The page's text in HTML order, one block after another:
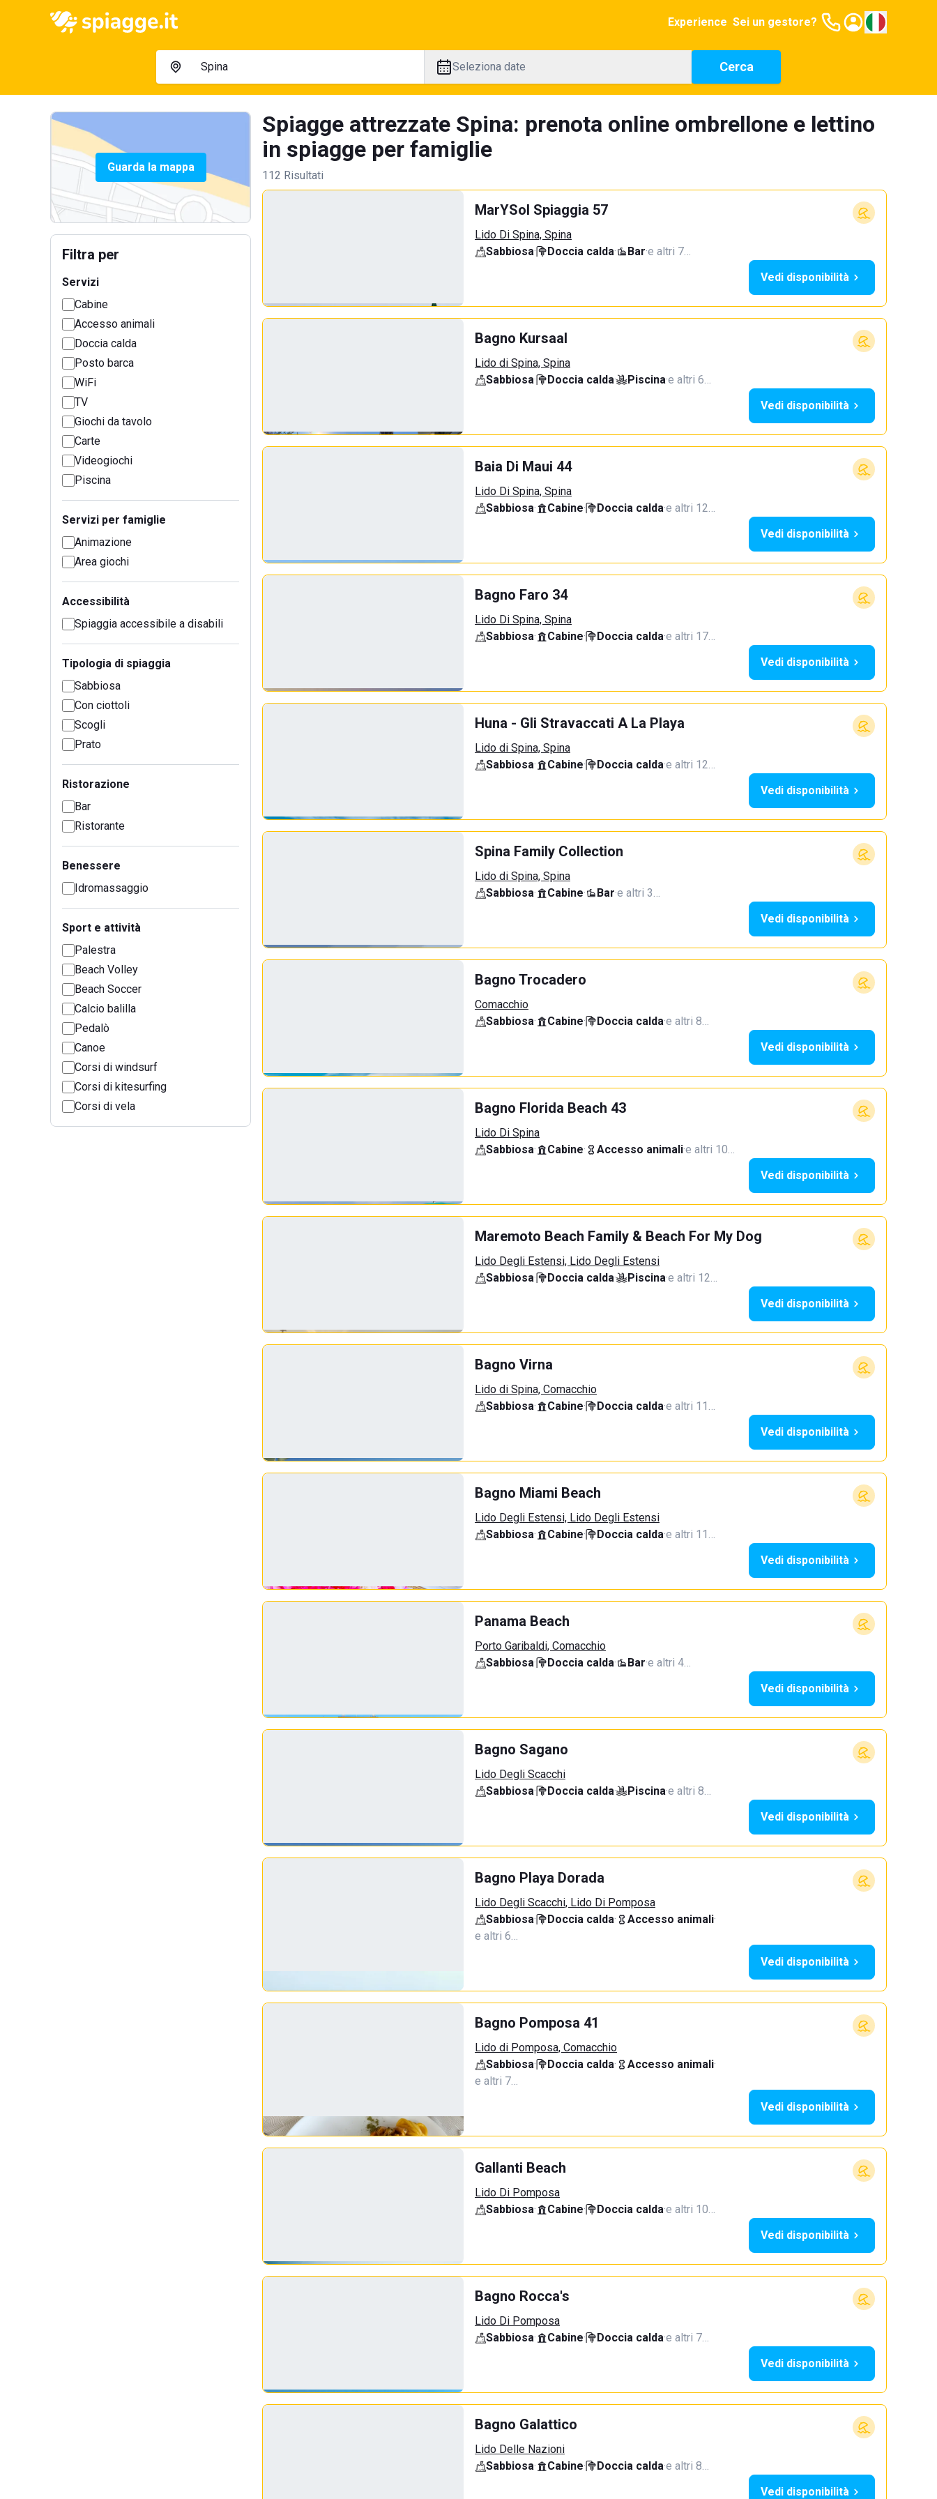
Experience Sei un gestore?
Seleziona date Cerca
Guarda la mappa
Filtra per
Servizi
Cabine
Accesso animali
Doccia calda
Posto barca
WiFi
TV
Giochi da tavolo
Carte
Videogiochi
Piscina
Servizi per famiglie
Animazione
Area giochi
Accessibilità
Spiaggia accessibile a disabili
Tipologia di spiaggia
Sabbiosa
Con ciottoli
Scogli
Prato
Ristorazione
Bar
Ristorante
Benessere
Idromassaggio
Sport e attività
Palestra
Beach Volley
Beach Soccer
Calcio balilla
Pedalò
Canoe
Corsi di windsurf
Corsi di kitesurfing
Corsi di vela
Spiagge attrezzate Spina: prenota online ombrellone e lettino
in spiagge per famiglie
112 Risultati
MarYSol Spiaggia 57
Lido Di Spina, Spina
Sabbiosa· Doccia calda· Bar·e altri 7…
Vedi disponibilità
Bagno Kursaal
Lido di Spina, Spina
Sabbiosa· Doccia calda· Piscina·e altri 6…
Vedi disponibilità
Baia Di Maui 44
Lido Di Spina, Spina
Sabbiosa· Cabine· Doccia calda·e altri 12…
Vedi disponibilità
Bagno Faro 34
Lido Di Spina, Spina
Sabbiosa· Cabine· Doccia calda·e altri 17…
Vedi disponibilità
Huna - Gli Stravaccati A La Playa
Lido di Spina, Spina
Sabbiosa· Cabine· Doccia calda·e altri 12…
Vedi disponibilità
Spina Family Collection
Lido di Spina, Spina
Sabbiosa· Cabine· Bar·e altri 3…
Vedi disponibilità
Bagno Trocadero
Comacchio
Sabbiosa· Cabine· Doccia calda·e altri 8…
Vedi disponibilità
Bagno Florida Beach 43
Lido Di Spina
Sabbiosa· Cabine· Accesso animali·e altri 10…
Vedi disponibilità
Maremoto Beach Family & Beach For My Dog
Lido Degli Estensi, Lido Degli Estensi
Sabbiosa· Doccia calda· Piscina·e altri 12…
Vedi disponibilità
Bagno Virna
Lido di Spina, Comacchio
Sabbiosa· Cabine· Doccia calda·e altri 11…
Vedi disponibilità
Bagno Miami Beach
Lido Degli Estensi, Lido Degli Estensi
Sabbiosa· Cabine· Doccia calda·e altri 11…
Vedi disponibilità
Panama Beach
Porto Garibaldi, Comacchio
Sabbiosa· Doccia calda· Bar·e altri 4…
Vedi disponibilità
Bagno Sagano
Lido Degli Scacchi
Sabbiosa· Doccia calda· Piscina·e altri 8…
Vedi disponibilità
Bagno Playa Dorada
Lido Degli Scacchi, Lido Di Pomposa
Sabbiosa· Doccia calda· Accesso animali·
e altri 6…
Vedi disponibilità
Bagno Pomposa 41
Lido di Pomposa, Comacchio
Sabbiosa· Doccia calda· Accesso animali·
e altri 7…
Vedi disponibilità
Gallanti Beach
Lido Di Pomposa
Sabbiosa· Cabine· Doccia calda·e altri 10…
Vedi disponibilità
Bagno Rocca's
Lido Di Pomposa
Sabbiosa· Cabine· Doccia calda·e altri 7…
Vedi disponibilità
Bagno Galattico
Lido Delle Nazioni
Sabbiosa· Cabine· Doccia calda·e altri 8…
Vedi disponibilità